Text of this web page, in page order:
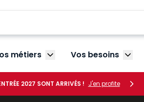
métiers Afficher le sous-menu
Vos besoins
2027 SONT ARRIVÉS ! J'en profite